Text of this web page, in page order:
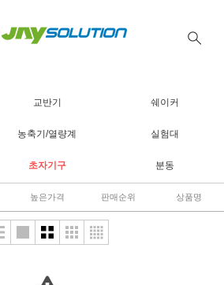
교반기 쉐이커
농축기/열량계 실험대
초자기구 분동
높은가격 판매순위 상품명